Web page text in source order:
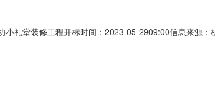
礼堂装修工程开标时间：2023-05-2909:00信息来源：
价：1095.899600，工期：145日历天，投标保证